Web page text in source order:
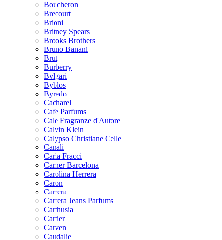
Boucheron
Brecourt
Brioni
Britney Spears
Brooks Brothers
Bruno Banani
Brut
Burberry
Bvlgari
Byblos
Byredo
Cacharel
Cafe Parfums
Cale Fragranze d'Autore
Calvin Klein
Calypso Christiane Celle
Canali
Carla Fracci
Carner Barcelona
Carolina Herrera
Caron
Carrera
Carrera Jeans Parfums
Carthusia
Cartier
Carven
Caudalie